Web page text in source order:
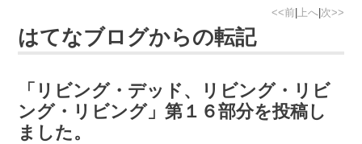
<<前 上へ| 次>>
はてなブログからの転記
「リビング・デッド、リビング・リビ
ング・リビング」第１６部分を投稿し
ました。